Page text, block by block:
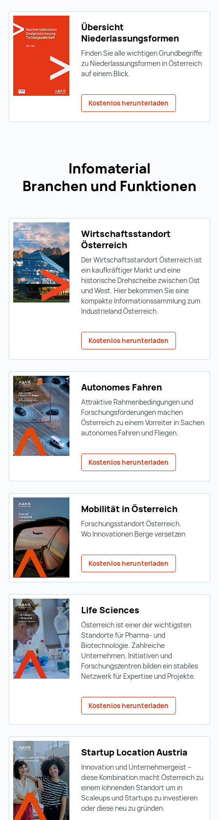
Übersicht
Niederlassungsformen
Finden Sie alle wichtigen Grundbegriffe
zu Niederlassungsformen in Österreich
auf einem Blick.
Kostenlos herunterladen
Infomaterial
Branchen und Funktionen
Wirtschaftsstandort
Österreich
Der Wirtschaftsstandort Österreich ist
ein kaufkräftiger Markt und eine
historische Drehscheibe zwischen Ost
und West. Hier bekommen Sie eine
kompakte Informationssammlung zum
Industrieland Österreich.
Kostenlos herunterladen
Autonomes Fahren
Attraktive Rahmenbedingungen und
Forschungsförderungen machen
Österreich zu einem Vorreiter in Sachen
autonomes Fahren und Fliegen.
Kostenlos herunterladen
Mobilität in Österreich
Forschungsstandort Österreich.
Wo Innovationen Berge versetzen
Kostenlos herunterladen
Life Sciences
Österreich ist einer der wichtigsten
Standorte für Pharma- und
Biotechnologie. Zahlreiche
Unternehmen, Initiativen und
Forschungszentren bilden ein stabiles
Netzwerk für Expertise und Projekte.
Kostenlos herunterladen
Startup Location Austria
Innovation und Unternehmergeist ­–
diese Kombination macht Österreich zu
einem lohnenden Standort um in
Scaleups und Startups zu investieren
oder diese neu zu gründen.